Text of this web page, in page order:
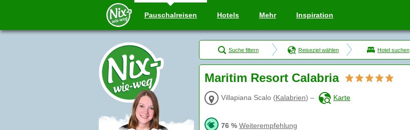
Pauschalreisen Hotels Mehr Inspiration
Suche filtern Reiseziel wählen Hotel suchen
Maritim Resort Calabria
Villapiana Scalo (Kalabrien) – Karte
76 % Weiterempfehlung